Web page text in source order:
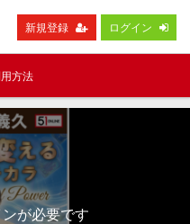
新規登録 ログイン
方法
が必要です